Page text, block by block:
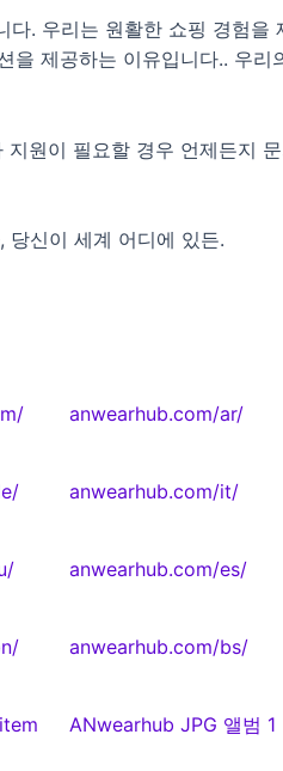
. 우리는 원활한 쇼핑 경험을
제공하는 이유입니다.. 우리
원이 필요할 경우 언제든지
신이 세계 어디에 있든.
anwearhub.com/ar/
anwearhub.com/it/
anwearhub.com/es/
anwearhub.com/bs/
ANwearhub JPG 앨범 1